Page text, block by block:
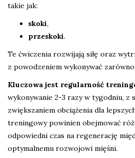
takie jak:
skoki,
przeskoki.
Te ćwiczenia rozwijają siłę oraz
z powodzeniem wykonywać
Kluczowa jest regularność
wykonywanie 2-3 razy w tygodniu, z
zwiększaniem obciążenia dla
treningowy powinien obejmować
odpowiedni czas na regenerację
optymalnemu rozwojowi mięśni.